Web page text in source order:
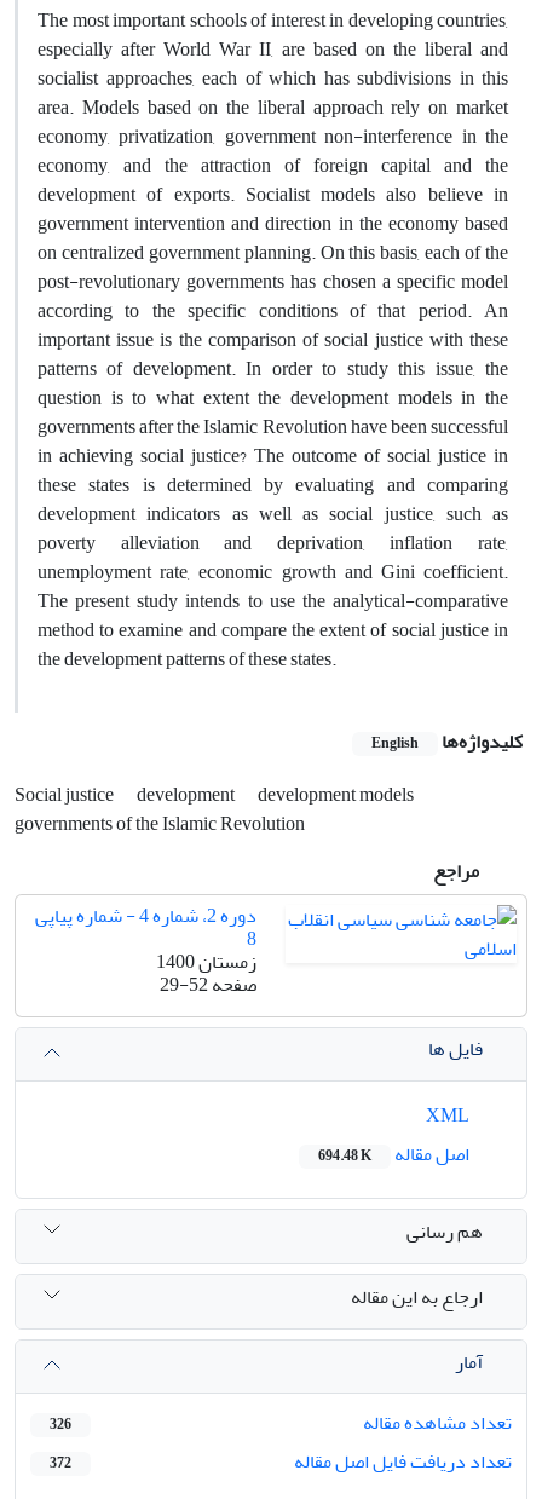
The most important schools of interest in developing countries,
especially after World War II, are based on the liberal and
socialist approaches, each of which has subdivisions in this
area. Models based on the liberal approach rely on market
economy, privatization, government non-interference in the
economy, and the attraction of foreign capital and the
development of exports. Socialist models also believe in
government intervention and direction in the economy based
on centralized government planning. On this basis, each of the
post-revolutionary governments has chosen a specific model
according to the specific conditions of that period. An
important issue is the comparison of social justice with these
patterns of development. In order to study this issue, the
question is to what extent the development models in the
governments after the Islamic Revolution have been successful
in achieving social justice? The outcome of social justice in
these states is determined by evaluating and comparing
development indicators as well as social justice, such as
poverty alleviation and deprivation, inflation rate,
unemployment rate, economic growth and Gini coefficient.
The present study intends to use the analytical-comparative
method to examine and compare the extent of social justice in
the development patterns of these states.
کلیدواژه‌ها English
Social justice development development models
governments of the Islamic Revolution
مراجع
دوره 2، شماره 4 - شماره پیاپی
8
زمستان 1400
صفحه29-52
فایل ها
اصل مقاله
694.48 K
هم رسانی
ارجاع به این مقاله
آمار
تعداد مشاهده مقاله
326
تعداد دریافت فایل اصل مقاله 372